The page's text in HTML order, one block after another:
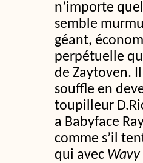
n’importe
semble
géant,
perpétuelle
de Zaytoven.
souffle en
toupilleur
a Babyface
comme s’il
qui avec Wavy